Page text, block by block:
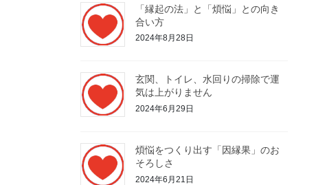
「縁起の法」と「煩悩」との向き
合い方
2024年8月28日
玄関、トイレ、水回りの掃除で運
気は上がりません
2024年6月29日
煩悩をつくり出す「因縁果」のお
そろしさ
2024年6月21日